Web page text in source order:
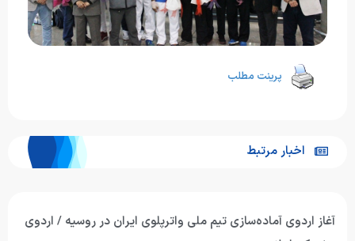
پرینت مطلب
اخبار مرتبط
آغاز اردوی آماده‌سازی تیم ملی واترپلوی ایران در روسیه / اردوی